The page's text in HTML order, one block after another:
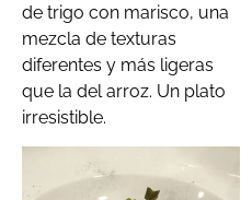
de trigo con marisco, una
mezcla de texturas
diferentes y más ligeras
que la del arroz. Un plato
irresistible.